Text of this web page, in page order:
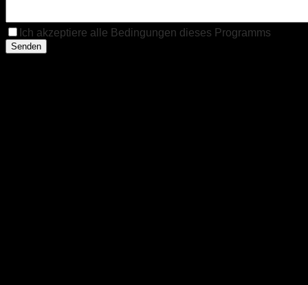
Ich akzeptiere alle Bedingungen dieses Programms